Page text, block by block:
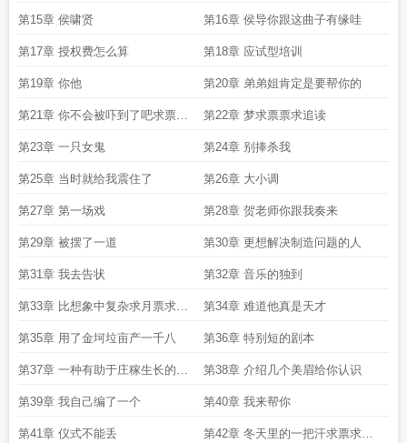
第15章 侯啸贤 第16章 侯导你跟这曲子有缘哇
第17章 授权费怎么算 第18章 应试型培训
第19章 你他 第20章 弟弟姐肯定是要帮你的
第21章 你不会被吓到了吧求票票
求追读
第22章 梦求票票求追读
第23章 一只女鬼 第24章 别捧杀我
第25章 当时就给我震住了 第26章 大小调
第27章 第一场戏 第28章 贺老师你跟我奏来
第29章 被摆了一道 第30章 更想解决制造问题的人
第31章 我去告状 第32章 音乐的独到
第33章 比想象中复杂求月票求追
读
第34章 难道他真是天才
第35章 用了金坷垃亩产一千八 第36章 特别短的剧本
第37章 一种有助于庄稼生长的东
西
第38章 介绍几个美眉给你认识
第39章 我自己编了一个 第40章 我来帮你
第41章 仪式不能丢 第42章 冬天里的一把汗求票求追